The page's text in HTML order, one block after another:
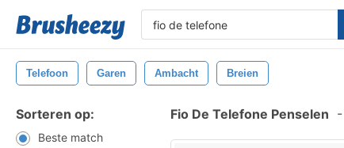
Telefoon Garen Ambacht Breien
Sorteren op:
Beste match
Fio De Telefone Penselen -